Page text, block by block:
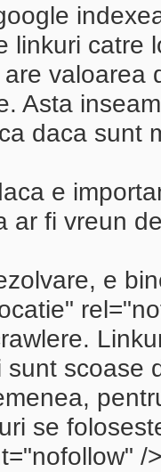
linkuri catre
valoarea
Asta
daca sunt
e
ar fi vreun
e
sunt scoase
se
/>